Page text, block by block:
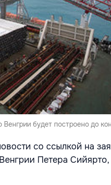
будет построено до
со ссылкой на
Петера Сийярто,